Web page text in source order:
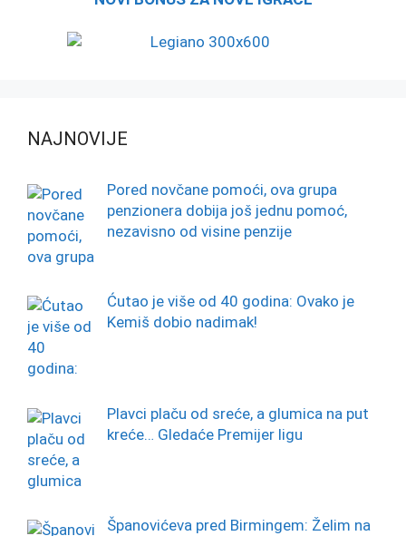
NAJNOVIJE
Pored novčane pomoći, ova grupa
penzionera dobija još jednu pomoć,
nezavisno od visine penzije
Ćutao je više od 40 godina: Ovako je
Kemiš dobio nadimak!
Plavci plaču od sreće, a glumica na put
kreće… Gledaće Premijer ligu
Španovićeva pred Birmingem: Želim na